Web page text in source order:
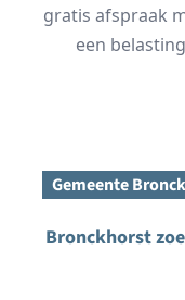
gratis afspraak
een
Gemeente
Bronckhorst